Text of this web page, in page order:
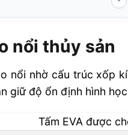
tra
nuôi trồng
nổi
nhu cầu
nổi thủy sản
nổi nhờ cấu trúc xốp
giữ độ ổn định hình